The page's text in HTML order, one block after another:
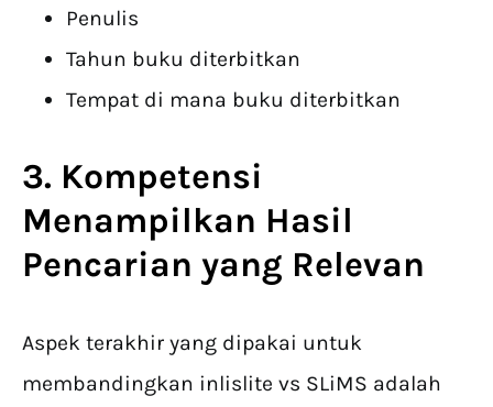
Penulis
Tahun buku diterbitkan
Tempat di mana buku diterbitkan
3. Kompetensi
Menampilkan Hasil
Pencarian yang Relevan
Aspek terakhir yang dipakai untuk
membandingkan inlislite vs SLiMS adalah